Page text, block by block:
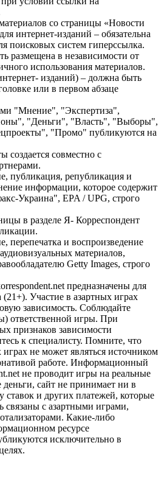
со страницы «Новости
интернет-изданий – обязательна
поисковых систем гиперссылка.
размещена в независимости от
использования материалов.
изданий) – должна быть
или в первом абзаце
"Мнение", "Экспертиза",
"Деньги", "Власть", "Выборы",
"Промо" публикуются на
создается совместно с
публикация, републикация и
информации, которое содержит
Украина", EPA / UPG, строго
в разделе Я- Корреспондент
перепечатка и воспроизведение
материалов,
Getty Images, строго
предназначены для
Участие в азартных играх
зависимость. Соблюдайте
ответственной игры. При
признаков зависимости
к специалисту. Помните, что
играх не может являться источником
работе. Информационный
не проводит игры на реальные
сайт не принимает ни в
ставок и других платежей, которые
связаны с азартными играми,
Какие-либо
ресурсе
исключительно в